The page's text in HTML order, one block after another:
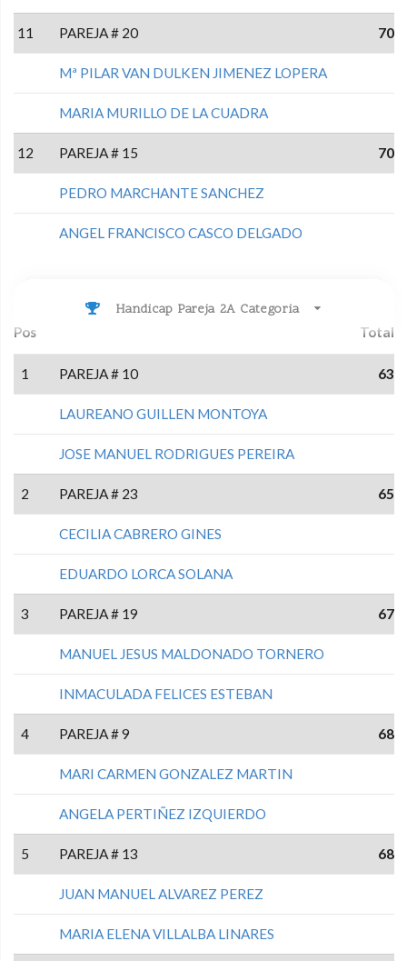
11 PAREJA # 20 70
Mª PILAR VAN DULKEN JIMENEZ LOPERA
MARIA MURILLO DE LA CUADRA
12 PAREJA # 15 70
PEDRO MARCHANTE SANCHEZ
ANGEL FRANCISCO CASCO DELGADO
Handicap Pareja 2A Categoria
Pos Total
1 PAREJA # 10 63
LAUREANO GUILLEN MONTOYA
JOSE MANUEL RODRIGUES PEREIRA
2 PAREJA # 23 65
CECILIA CABRERO GINES
EDUARDO LORCA SOLANA
3 PAREJA # 19 67
MANUEL JESUS MALDONADO TORNERO
INMACULADA FELICES ESTEBAN
4 PAREJA # 9 68
MARI CARMEN GONZALEZ MARTIN
ANGELA PERTIÑEZ IZQUIERDO
5 PAREJA # 13 68
JUAN MANUEL ALVAREZ PEREZ
MARIA ELENA VILLALBA LINARES